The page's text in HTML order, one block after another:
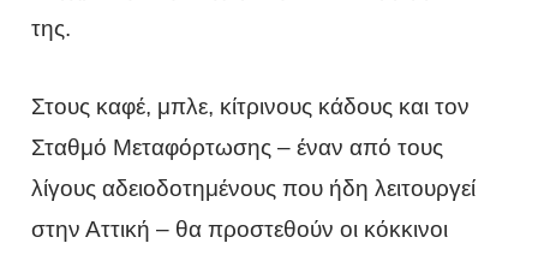
της.
Στους καφέ, μπλε, κίτρινους κάδους και τον
Σταθμό Μεταφόρτωσης – έναν από τους
λίγους αδειοδοτημένους που ήδη λειτουργεί
στην Αττική – θα προστεθούν οι κόκκινοι